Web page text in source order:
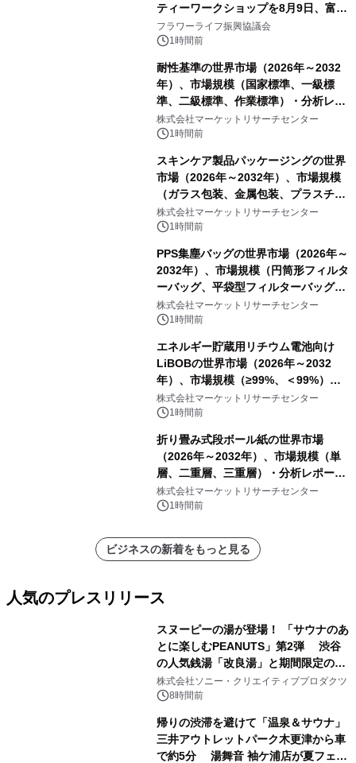
ティーワークショップを8月9日、富
山・射水で開催
フラワーライフ振興協議会
1時間前
耐性基準の世界市場（2026年～2032
年）、市場規模（国家標準、一級標
準、二級標準、作業標準）・分析レポ
ートを発表
株式会社マーケットリサーチセンター
1時間前
スキンケア製品パッケージングの世界
市場（2026年～2032年）、市場規模
（ガラス包装、金属包装、プラスチッ
ク包装、その他）・分析レポートを発
表
株式会社マーケットリサーチセンター
1時間前
PPS集塵バッグの世界市場（2026年～
2032年）、市場規模（円筒形フィルタ
ーバッグ、平袋型フィルターバッグ、
プリーツフィルターバッグ、その
他）・分析レポートを発表
株式会社マーケットリサーチセンター
1時間前
エネルギー貯蔵用リチウム電池向け
LiBOBの世界市場（2026年～2032
年）、市場規模（≥99%、＜99%）・
分析レポートを発表
株式会社マーケットリサーチセンター
1時間前
折り畳み式段ボール紙の世界市場
（2026年～2032年）、市場規模（単
層、二重層、三重層）・分析レポート
を発表
株式会社マーケットリサーチセンター
1時間前
ビジネスの新着をもっと見る
人気のプレスリリース
スヌーピーの湯が登場！ 「サウナのあ
とに楽しむPEANUTS」第2弾 渋谷
の人気銭湯「改良湯」と期間限定のコ
ラボレーション サウナイキタイコラ
ボグッズも発売決定！
株式会社ソニー・クリエイティブプロダクツ
8時間前
帰りの渋滞を避けて「温泉＆サウナ」
三井アウトレットパーク木更津から車
で約5分 湯舞音 袖ケ浦店が夏フェア